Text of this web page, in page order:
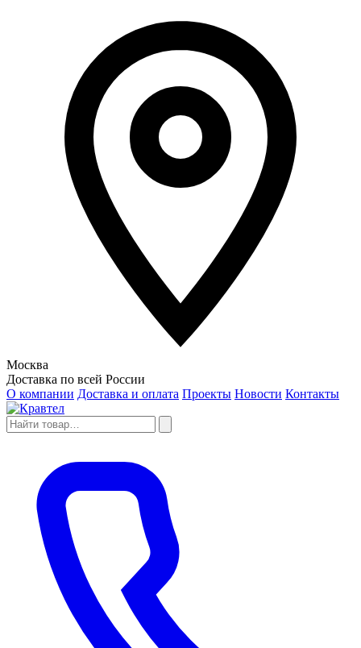
Москва
Доставка по всей России
О компании Доставка и оплата Проекты Новости Контакты